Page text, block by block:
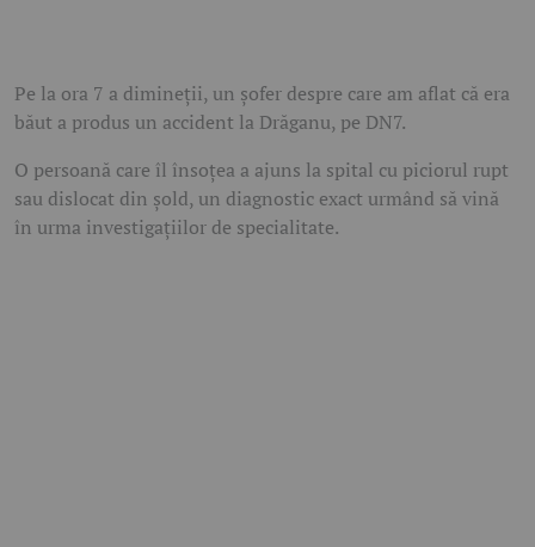
Pe la ora 7 a dimineții, un șofer despre care am aflat că era
băut a produs un accident la Drăganu, pe DN7.
O persoană care îl însoțea a ajuns la spital cu piciorul rupt
sau dislocat din șold, un diagnostic exact urmând să vină
în urma investigațiilor de specialitate.